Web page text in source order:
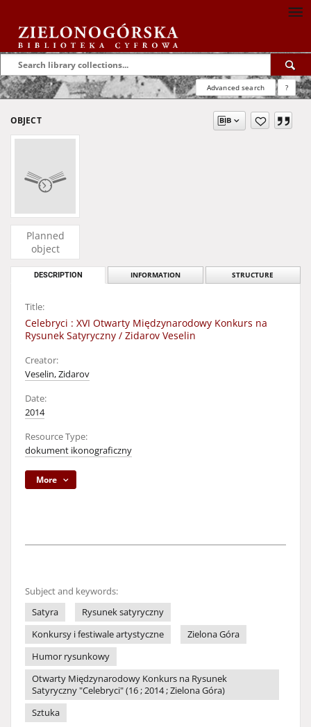
Advanced search ?
OBJECT
Planned
object
DESCRIPTION INFORMATION STRUCTURE
Title:
Celebryci : XVI Otwarty Międzynarodowy Konkurs na
Rysunek Satyryczny / Zidarov Veselin
Creator:
Veselin, Zidarov
Date:
2014
Resource Type:
dokument ikonograficzny
More
Subject and keywords:
Satyra
Rysunek satyryczny
Konkursy i festiwale artystyczne
Zielona Góra
Humor rysunkowy
Otwarty Międzynarodowy Konkurs na Rysunek
Satyryczny "Celebryci" (16 ; 2014 ; Zielona Góra)
Sztuka